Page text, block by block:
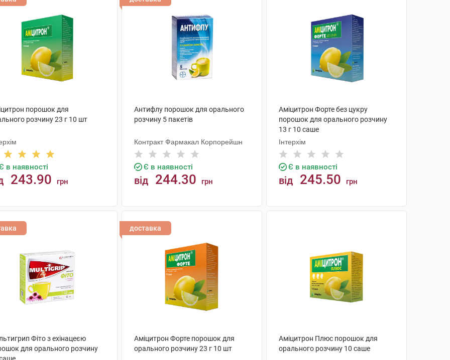
порошок для
розчину 23 г 10 шт
в наявності
243.90 грн
Антифлу порошок для орального
розчину 5 пакетів
Контракт Фармакал Корпорейшн
Є в наявності
від 244.30 грн
Аміцитрон Форте без цукру
порошок для орального розчину
13 г 10 саше
Інтерхім
Є в наявності
від 245.50 грн
Фіто з ехінацеєю
для орального розчину
доставка
Аміцитрон Форте порошок для
орального розчину 23 г 10 шт
Аміцитрон Плюс порошок для
орального розчину 10 саше